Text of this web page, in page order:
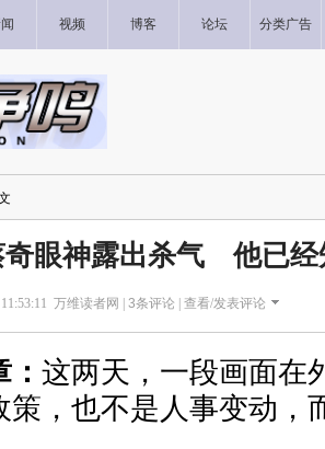
视频 博客 论坛 分类广告
奇眼神露出杀气 他已经
万维读者网 | 3条评论 | 查看/发表评论
这两天，一段画面在
策，也不是人事变动，